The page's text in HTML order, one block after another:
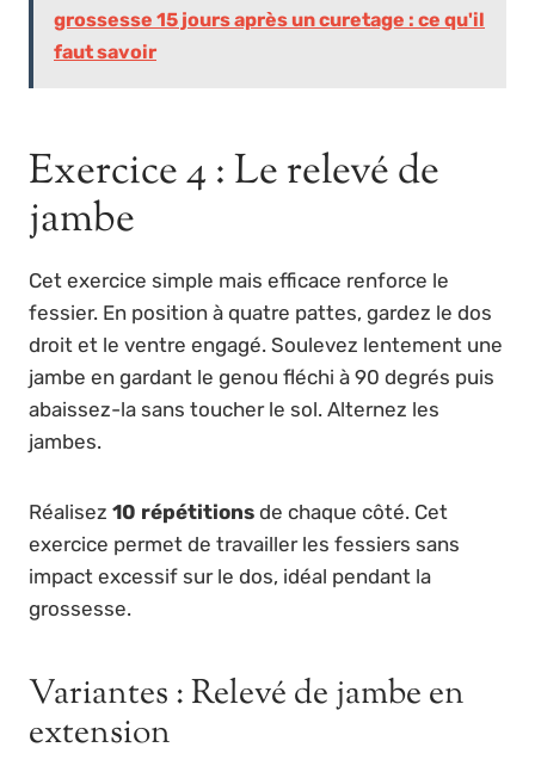
grossesse 15 jours après un curetage : ce qu'il
faut savoir
Exercice 4 : Le relevé de
jambe
Cet exercice simple mais efficace renforce le
fessier. En position à quatre pattes, gardez le dos
droit et le ventre engagé. Soulevez lentement une
jambe en gardant le genou fléchi à 90 degrés puis
abaissez-la sans toucher le sol. Alternez les
jambes.
Réalisez 10 répétitions de chaque côté. Cet
exercice permet de travailler les fessiers sans
impact excessif sur le dos, idéal pendant la
grossesse.
Variantes : Relevé de jambe en
extension